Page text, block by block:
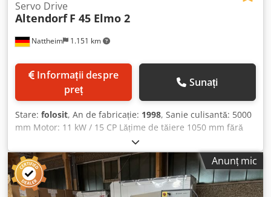
Nattheim 1.151 km
Servo Drive
Altendorf F 45 Elmo 2
preț
Sunați
Stare: folosit, An de fabricație: 1998, Sanie culisantă: 5000
mm Motor: 11 kW / 15 CP Lățime de tăiere 1050 mm fără
incizor, pregătit pentru incizor Sfat: Servo Drive, indicator
de linie de tăiere cu laser, reglare electrică a înălțimii și a
unghiului Dimensiuni: 5000 x 1400 x 1900 mm Greutate
aprox. 1100 kg Locație depozit: Nattheim Dkodpfx Afsy Tl
Exohor
Anunț mic